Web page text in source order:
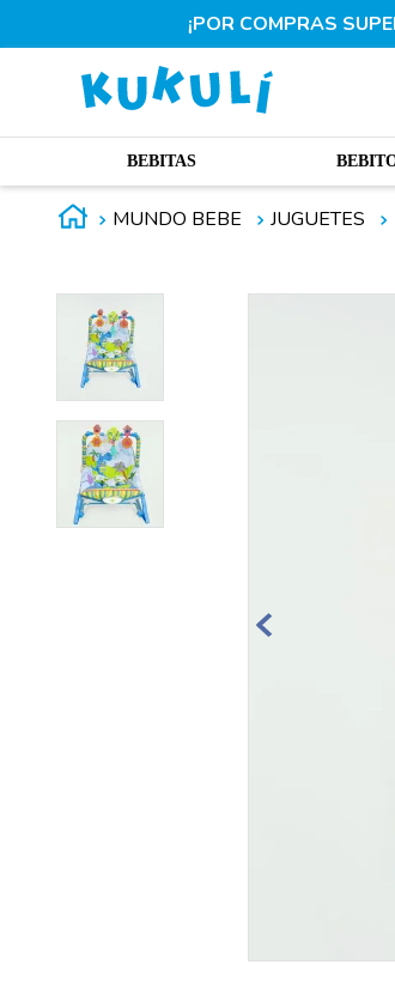
¡POR COMPRAS
BEBITAS
MUNDO BEBE JUGUETES